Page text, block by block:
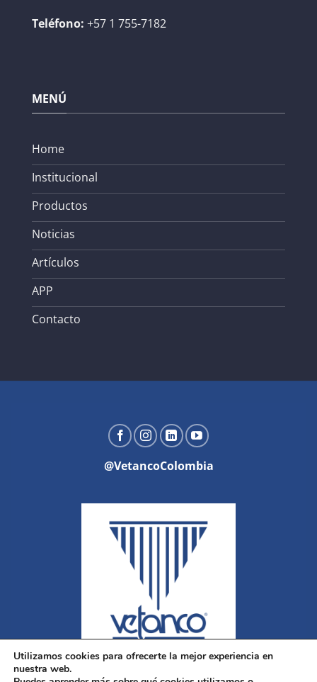
Teléfono: +57 1 755-7182
MENÚ
Home
Institucional
Productos
Noticias
Artículos
APP
Contacto
@VetancoColombia
Utilizamos cookies para ofrecerte la mejor experiencia en
nuestra web.